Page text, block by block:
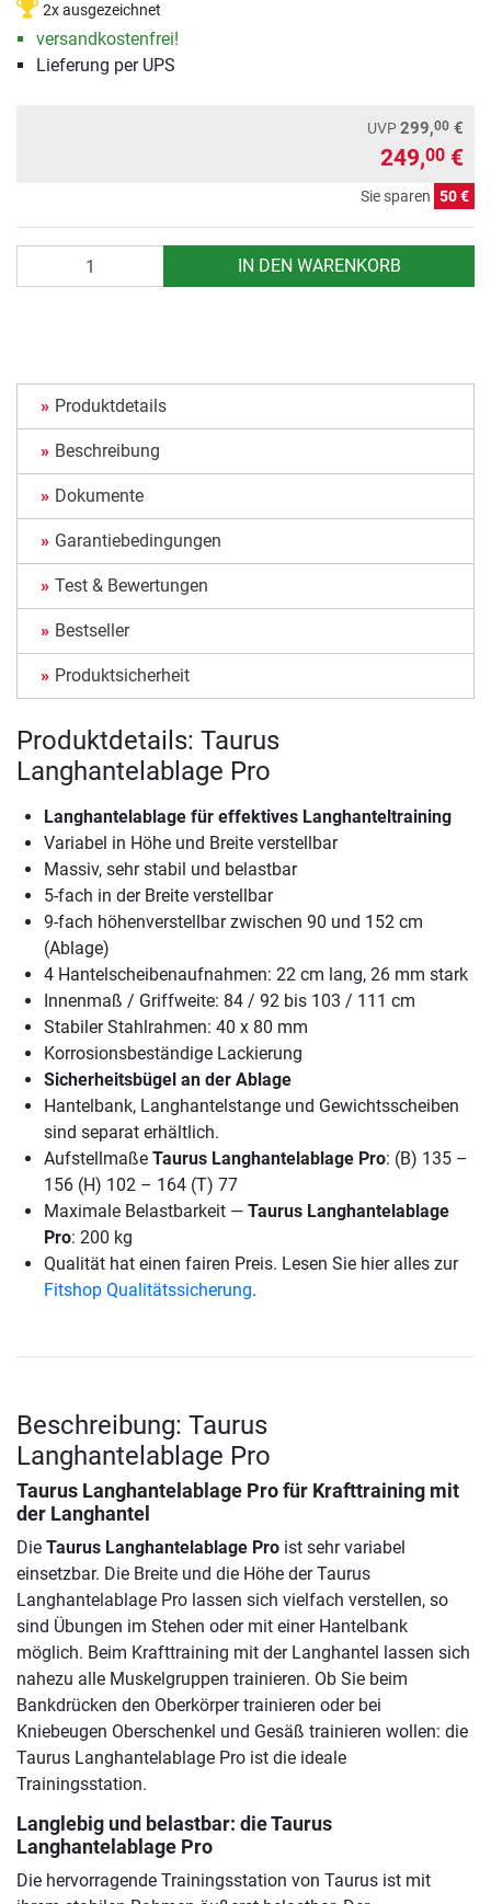
2x ausgezeichnet
versandkostenfrei!
Lieferung per UPS
UVP299,00 €
249,00 €
Sie sparen 50 €
IN DEN WARENKORB
Produktdetails
Beschreibung
Dokumente
Garantiebedingungen
Test & Bewertungen
Bestseller
Produktsicherheit
Produktdetails: Taurus
Langhantelablage Pro
Langhantelablage für effektives Langhanteltraining
Variabel in Höhe und Breite verstellbar
Massiv, sehr stabil und belastbar
5-fach in der Breite verstellbar
9-fach höhenverstellbar zwischen 90 und 152 cm
(Ablage)
4 Hantelscheibenaufnahmen: 22 cm lang, 26 mm stark
Innenmaß / Griffweite: 84 / 92 bis 103 / 111 cm
Stabiler Stahlrahmen: 40 x 80 mm
Korrosionsbeständige Lackierung
Sicherheitsbügel an der Ablage
Hantelbank, Langhantelstange und Gewichtsscheiben
sind separat erhältlich.
Aufstellmaße Taurus Langhantelablage Pro: (B) 135 –
156 (H) 102 – 164 (T) 77
Maximale Belastbarkeit — Taurus Langhantelablage
Pro: 200 kg
Qualität hat einen fairen Preis. Lesen Sie hier alles zur
Fitshop Qualitätssicherung.
Beschreibung: Taurus
Langhantelablage Pro
Taurus Langhantelablage Pro für Krafttraining mit
der Langhantel
Die Taurus Langhantelablage Pro ist sehr variabel
einsetzbar. Die Breite und die Höhe der Taurus
Langhantelablage Pro lassen sich vielfach verstellen, so
sind Übungen im Stehen oder mit einer Hantelbank
möglich. Beim Krafttraining mit der Langhantel lassen sich
nahezu alle Muskelgruppen trainieren. Ob Sie beim
Bankdrücken den Oberkörper trainieren oder bei
Kniebeugen Oberschenkel und Gesäß trainieren wollen: die
Taurus Langhantelablage Pro ist die ideale
Trainingsstation.
Langlebig und belastbar: die Taurus
Langhantelablage Pro
Die hervorragende Trainingsstation von Taurus ist mit